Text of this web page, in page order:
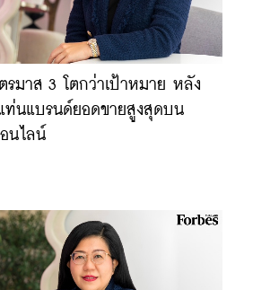
รมาส 3 โตกว่าเป้าหมาย หลัง
นแบรนด์ยอดขายสูงสุดบน
นไลน์